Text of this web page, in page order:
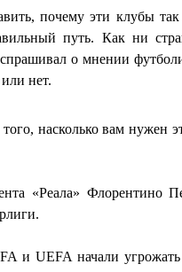
почему эти клубы
путь. Как ни
о мнении
нет.
насколько вам нужен
«Реала» Флорентино
и UEFA начали